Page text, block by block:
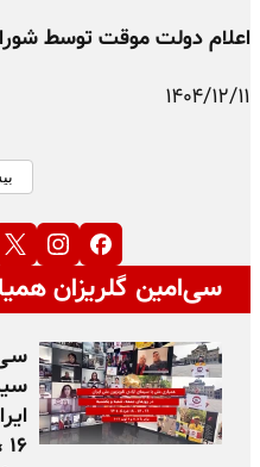
اعلام دولت موقت توسط
۱۴۰۴/۱۲/۱۱
سی‌امین گلریزان